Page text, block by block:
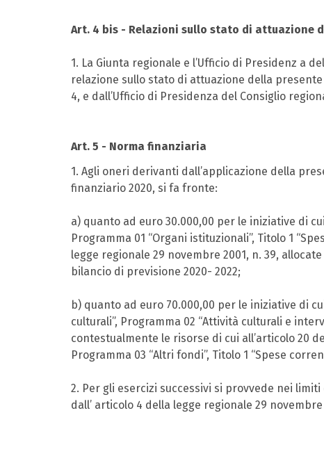
Art. 4 bis - Relazioni sullo stato di attuazione
1. La Giunta regionale e l’Ufficio di Presidenz a
relazione sullo stato di attuazione della
4, e dall’Ufficio di Presidenza del Consiglio
Art. 5 - Norma finanziaria
1. Agli oneri derivanti dall’applicazione della
finanziario 2020, si fa fronte:
a) quanto ad euro 30.000,00 per le iniziative di
Programma 01 “Organi istituzionali”, Titolo 1
legge regionale 29 novembre 2001, n. 39,
bilancio di previsione 2020- 2022;
b) quanto ad euro 70.000,00 per le iniziative di
culturali”, Programma 02 “Attività culturali e
contestualmente le risorse di cui all’articolo 20
Programma 03 “Altri fondi”, Titolo 1 “Spese
2. Per gli esercizi successivi si provvede nei
dall’ articolo 4 della legge regionale 29